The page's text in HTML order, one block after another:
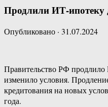
Продлили ИТ-ипотеку
Опубликовано · 31.07.2024
Правительство РФ
изменило условия.
кредитования на новых
года.